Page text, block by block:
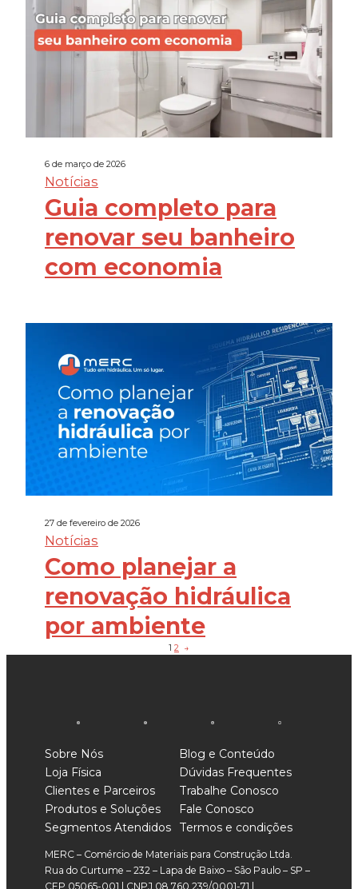
6 de março de 2026
Notícias
Guia completo para
renovar seu banheiro
com economia
27 de fevereiro de 2026
Notícias
Como planejar a
renovação hidráulica
por ambiente
1 2 →
Sobre Nós
Loja Física
Clientes e Parceiros
Produtos e Soluções
Segmentos Atendidos
Blog e Conteúdo
Dúvidas Frequentes
Trabalhe Conosco
Fale Conosco
Termos e condições
MERC – Comércio de Materiais para Construção Ltda.
Rua do Curtume – 232 – Lapa de Baixo – São Paulo – SP –
CEP 05065-001 | CNPJ 08.760.239/0001-71 |